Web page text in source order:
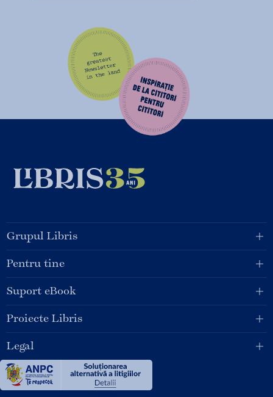
Grupul Libris
Pentru tine
Suport eBook
Proiecte Libris
Legal